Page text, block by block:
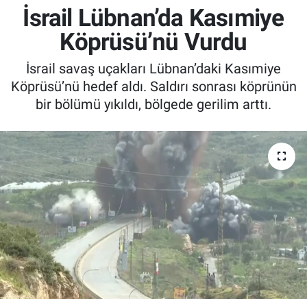
İsrail Lübnan’da Kasımiye
Köprüsü’nü Vurdu
İsrail savaş uçakları Lübnan’daki Kasımiye
Köprüsü’nü hedef aldı. Saldırı sonrası köprünün
bir bölümü yıkıldı, bölgede gerilim arttı.
KULİS MEYDANI
1461 TRABZON
FUTBOL
ALT LIGLER
TV VE SİNEMA
BASKETBOL
SAĞLIK
GENEL
Son Dakika Haberleri
Haber Arşivi